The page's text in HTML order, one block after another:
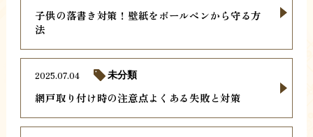
子供の落書き対策！壁紙をボールペンから守る方
法
網戸取り付け時の注意点よくある失敗と対策
2025.07.04 未分類